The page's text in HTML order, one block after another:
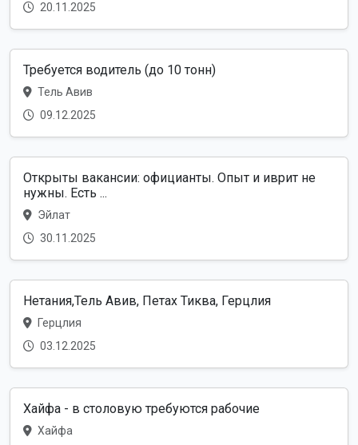
20.11.2025
Требуется водитель (до 10 тонн)
Тель Авив
09.12.2025
Открыты вакансии: официанты. Опыт и иврит не
нужны. Есть ...
Эйлат
30.11.2025
Нетания,Тель Авив, Петах Тиква, Герцлия
Герцлия
03.12.2025
Хайфа - в столовую требуются рабочие
Хайфа